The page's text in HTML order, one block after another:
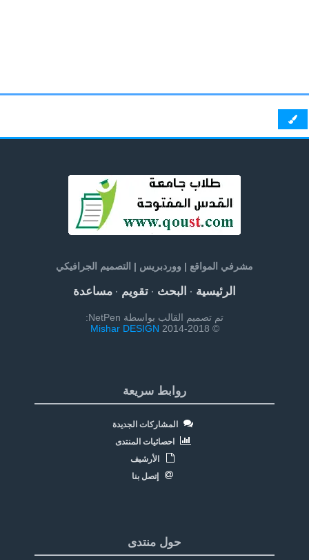
مشرفي المواقع | ووردبريس | التصميم الجرافيكي
الرئيسية· البحث· تقويم· مساعدة
تم تصميم القالب بواسطة NetPen:
© 2014-2018
Mishar DESIGN
روابط سريعة
المشاركات الجديدة
احصائيات المنتدى
الأرشيف
إتصل بنا
حول منتدى